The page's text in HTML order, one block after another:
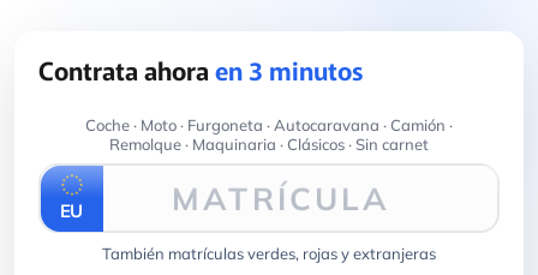
Contrata ahoraen 3 minutos
Coche · Moto · Furgoneta · Autocaravana · Camión ·
Remolque · Maquinaria · Clásicos · Sin carnet
EU MATRÍCULA
También matrículas verdes, rojas y extranjeras